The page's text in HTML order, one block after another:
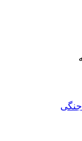
جنگی